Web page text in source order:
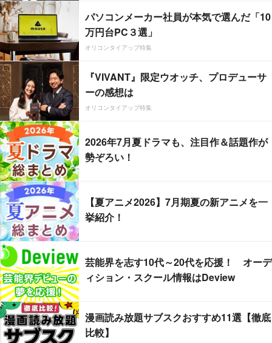
パソコンメーカー社員が本気で選んだ「10
万円台PC３選」
オリコンタイアップ特集
『VIVANT』限定ウオッチ、プロデューサ
ーの感想は
オリコンタイアップ特集
2026年7月夏ドラマも、注目作＆話題作が
勢ぞろい！
【夏アニメ2026】7月期夏の新アニメを一
挙紹介！
芸能界を志す10代～20代を応援！ オーデ
ィション・スクール情報はDeview
漫画読み放題サブスクおすすめ11選【徹底
比較】